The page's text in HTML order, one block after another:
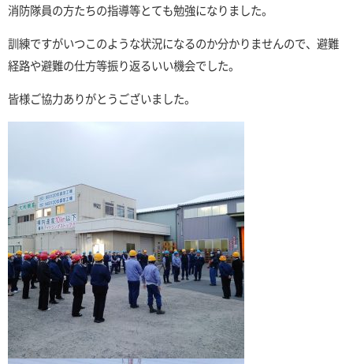
消防隊員の方たちの指導等とても勉強になりました。
訓練ですがいつこのような状況になるのか分かりませんので、避難
経路や避難の仕方等振り返るいい機会でした。
皆様ご協力ありがとうございました。